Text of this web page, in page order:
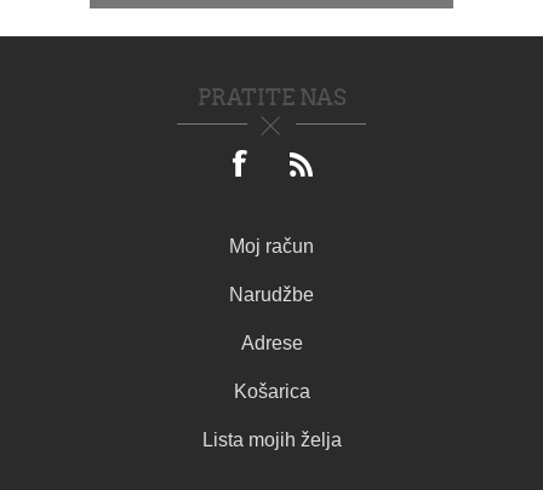
PRATITE NAS
Moj račun
Narudžbe
Adrese
Košarica
Lista mojih želja